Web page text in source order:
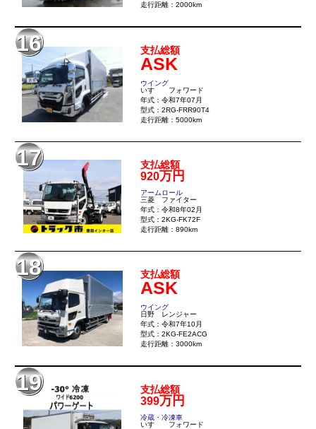
走行距離：2000km
16 支払総額
ASK
ウイング
いすゞ フォワード
年式：令和7年07月
型式：2RG-FRR90T4
走行距離：5000km
17 支払総額
920万円
アームロール
三菱 ファイター
年式：令和8年02月
型式：2KG-FK72F
走行距離：890km
18 支払総額
ASK
ウイング
日野 レンジャー
年式：令和7年10月
型式：2KG-FE2ACG
走行距離：3000km
19 支払総額
399万円
冷蔵・冷凍車
いすゞ フォワード